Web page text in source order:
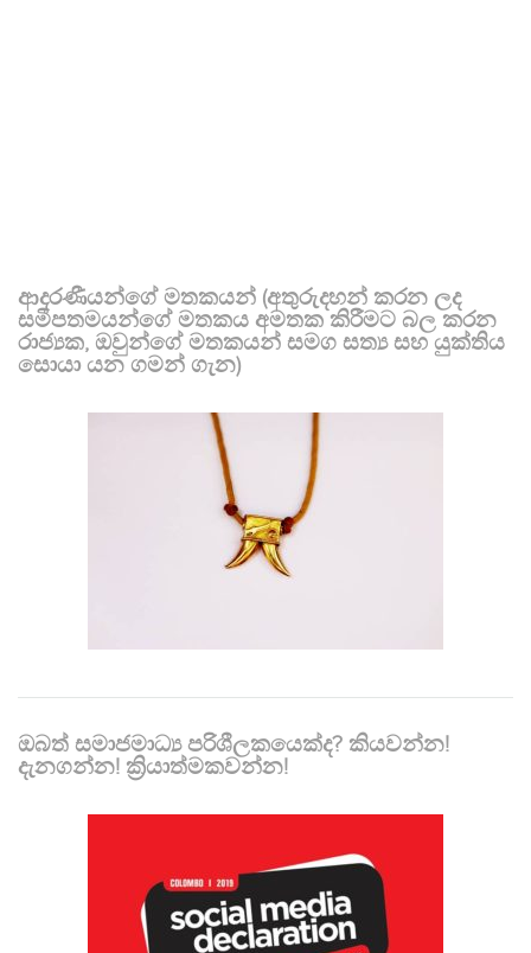
ආදරණීයන්ගේ මතකයන් (අතුරුදහන් කරන ලද
සමීපතමයන්ගේ මතකය අමතක කිරීමට බල කරන
රාජ්‍යක, ඔවුන්ගේ මතකයන් සමග සත්‍ය සහ යුක්තිය
සොයා යන ගමන් ගැන)
ඔබත් සමාජමාධ්‍ය පරිශීලකයෙක්ද? කියවන්න!
දැනගන්න! ක්‍රියාත්මකවන්න!